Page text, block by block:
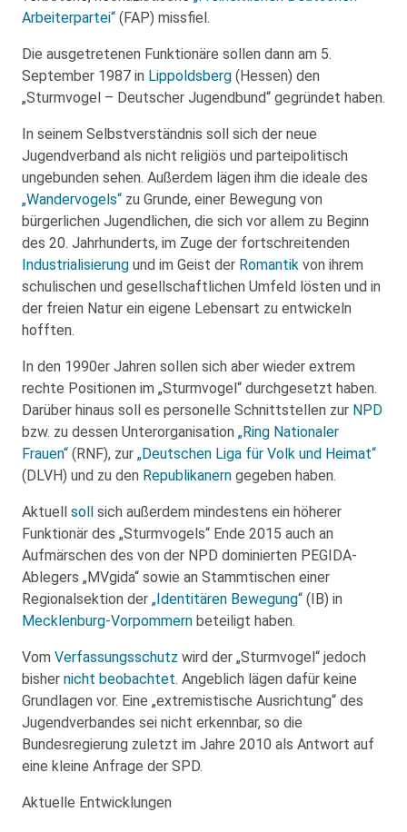
Arbeiterpartei“ (FAP) missfiel.
Die ausgetretenen Funktionäre sollen dann am 5.
September 1987 in Lippoldsberg (Hessen) den
„Sturmvogel – Deutscher Jugendbund“ gegründet haben.
In seinem Selbstverständnis soll sich der neue
Jugendverband als nicht religiös und parteipolitisch
ungebunden sehen. Außerdem lägen ihm die ideale des
„Wandervogels“ zu Grunde, einer Bewegung von
bürgerlichen Jugendlichen, die sich vor allem zu Beginn
des 20. Jahrhunderts, im Zuge der fortschreitenden
Industrialisierung und im Geist der Romantik von ihrem
schulischen und gesellschaftlichen Umfeld lösten und in
der freien Natur ein eigene Lebensart zu entwickeln
hofften.
In den 1990er Jahren sollen sich aber wieder extrem
rechte Positionen im „Sturmvogel“ durchgesetzt haben.
Darüber hinaus soll es personelle Schnittstellen zur NPD
bzw. zu dessen Unterorganisation „Ring Nationaler
Frauen“ (RNF), zur „Deutschen Liga für Volk und Heimat“
(DLVH) und zu den Republikanern gegeben haben.
Aktuell soll sich außerdem mindestens ein höherer
Funktionär des „Sturmvogels“ Ende 2015 auch an
Aufmärschen des von der NPD dominierten PEGIDA-
Ablegers „MVgida“ sowie an Stammtischen einer
Regionalsektion der „Identitären Bewegung“ (IB) in
Mecklenburg-Vorpommern beteiligt haben.
Vom Verfassungsschutz wird der „Sturmvogel“ jedoch
bisher nicht beobachtet. Angeblich lägen dafür keine
Grundlagen vor. Eine „extremistische Ausrichtung“ des
Jugendverbandes sei nicht erkennbar, so die
Bundesregierung zuletzt im Jahre 2010 als Antwort auf
eine kleine Anfrage der SPD.
Aktuelle Entwicklungen